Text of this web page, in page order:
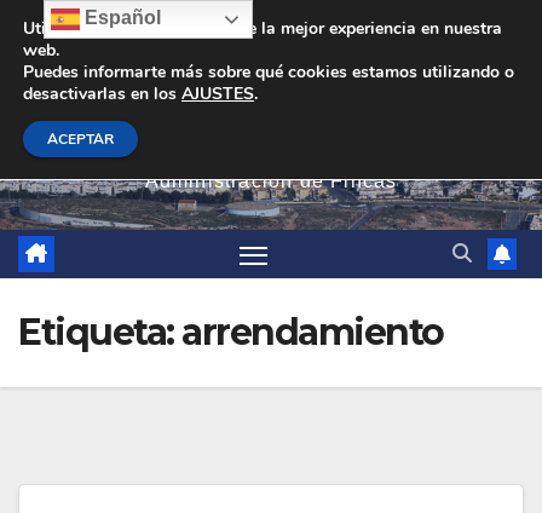
contenido
Administración de Fincas
Etiqueta:arrendamiento
Español
Utilizamos cookies para darte la mejor experiencia en nuestra
web.
Puedes informarte más sobre qué cookies estamos utilizando o
desactivarlas en los AJUSTES.
ACEPTAR